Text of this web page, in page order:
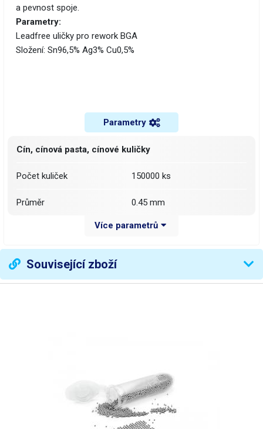
a pevnost spoje.
Parametry:
Leadfree uličky pro rework BGA
Složení: Sn96,5% Ag3% Cu0,5%
Parametry
Cín, cínová pasta, cínové kuličky
Počet kuliček 150000 ks
Průměr 0.45 mm
Sn96,5% Ag3% Cu0,5%
Více parametrů
Související zboží